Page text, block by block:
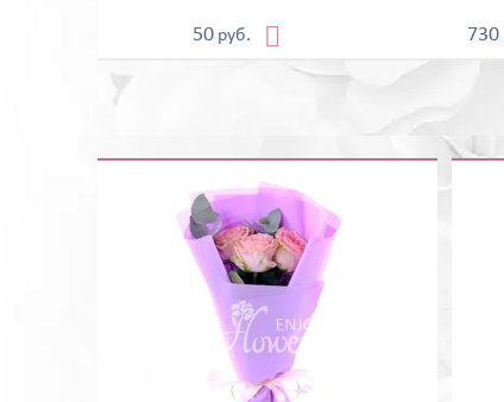
50 руб.  730